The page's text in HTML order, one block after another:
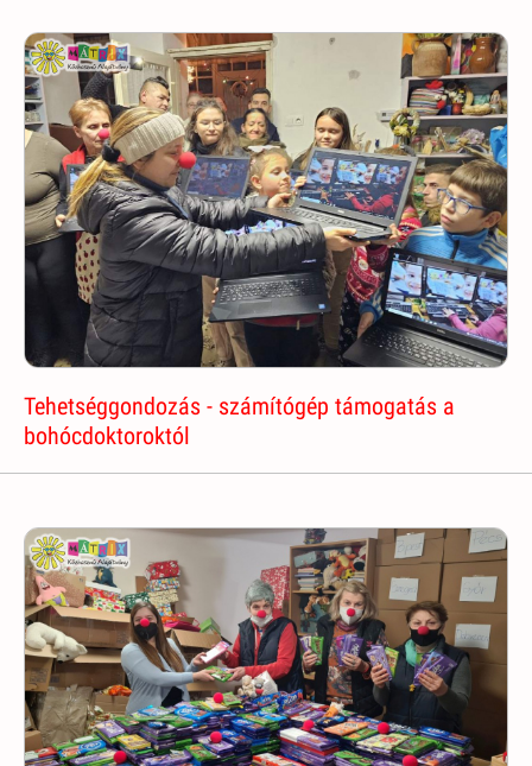
Tehetséggondozás - számítógép támogatás a
bohócdoktoroktól